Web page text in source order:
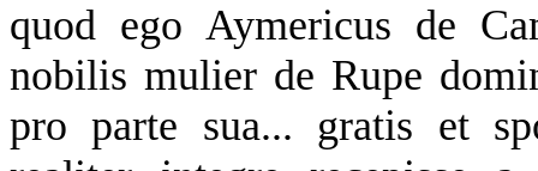
quod ego Aymericus de
nobilis mulier de Rupe
pro parte sua... gratis et